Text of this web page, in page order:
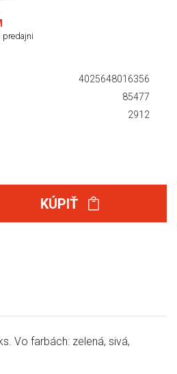
predajni
4025648016356
85477
2912
KÚPIŤ
Vo farbách: zelená, sivá,